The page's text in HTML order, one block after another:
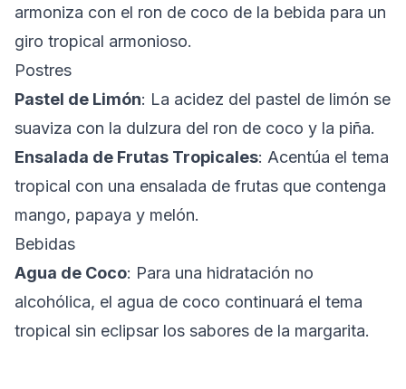
armoniza con el ron de coco de la bebida para un
giro tropical armonioso.
Postres
Pastel de Limón: La acidez del pastel de limón se
suaviza con la dulzura del ron de coco y la piña.
Ensalada de Frutas Tropicales: Acentúa el tema
tropical con una ensalada de frutas que contenga
mango, papaya y melón.
Bebidas
Agua de Coco: Para una hidratación no
alcohólica, el agua de coco continuará el tema
tropical sin eclipsar los sabores de la margarita.